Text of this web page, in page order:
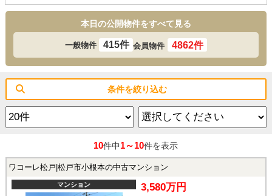
本日の公開物件をすべて見る
一般物件 415件 会員物件 4862件
条件を絞り込む
10件中1～10件を表示
ワコーレ松戸|松戸市小根本の中古マンション
マンション 3,580万円